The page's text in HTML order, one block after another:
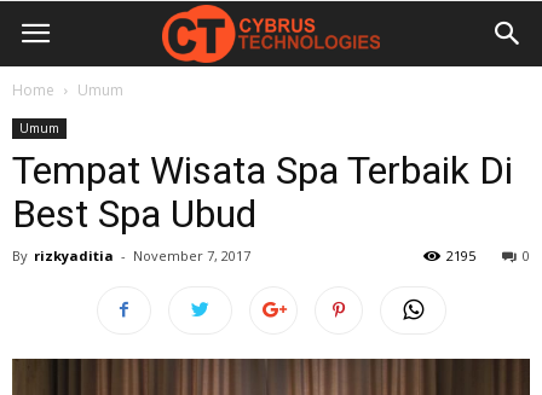
Home Umum
Umum
Tempat Wisata Spa Terbaik Di
Best Spa Ubud
By rizkyaditia - November 7, 2017 0
2195